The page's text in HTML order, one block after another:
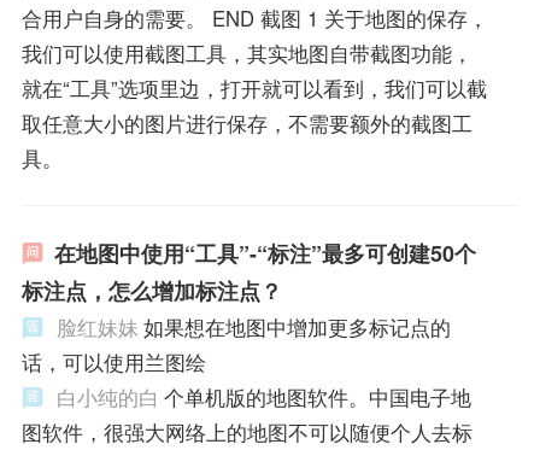
合用户自身的需要。 END 截图 1 关于地图的保存，
我们可以使用截图工具，其实地图自带截图功能，
就在“工具”选项里边，打开就可以看到，我们可以截
取任意大小的图片进行保存，不需要额外的截图工
具。
在地图中使用“工具”-“标注”最多可创建50个
标注点，怎么增加标注点？
脸红妹妹 如果想在地图中增加更多标记点的
话，可以使用兰图绘
白小纯的白 个单机版的地图软件。中国电子地
图软件，很强大网络上的地图不可以随便个人去标